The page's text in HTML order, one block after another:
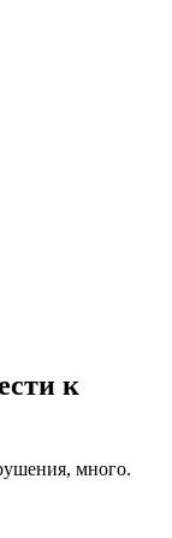
к
много.